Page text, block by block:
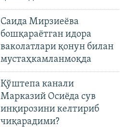
Саида Мирзиеёва
бошқараётган идора
ваколатлари қонун билан
мустаҳкамланмоқда
Қўштепа канали
Марказий Осиёда сув
инқирозини келтириб
чиқарадими?